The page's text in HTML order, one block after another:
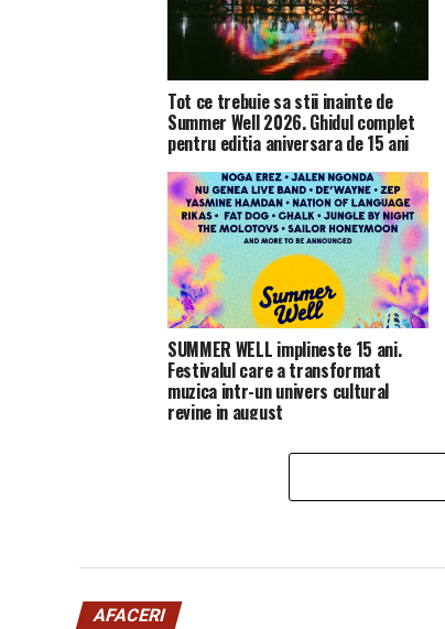
Tot ce trebuie sa stii inainte de
Summer Well 2026. Ghidul complet
pentru editia aniversara de 15 ani
SUMMER WELL implineste 15 ani.
Festivalul care a transformat
muzica intr-un univers cultural
revine in august
AFACERI